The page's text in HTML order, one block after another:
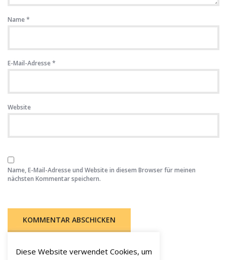
Name*
E-Mail-Adresse*
Website
Name, E-Mail-Adresse und Website in diesem Browser für meinen
nächsten Kommentar speichern.
Diese Website verwendet Cookies, um